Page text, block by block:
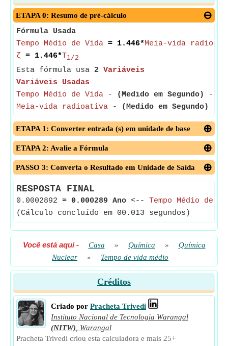
ETAPA 0: Resumo de pré-cálculo
Fórmula Usada
Tempo Médio de Vida = 1.446*Meia-vida
ζ = 1.446*T1/2
Esta fórmula usa 2 Variáveis
Variáveis Usadas
Tempo Médio de Vida - (Medido em Segundo)
- O
Meia-vida radioativa - (Medido em Segundo)
ETAPA 1: Converter entrada (s) em unidade de base
ETAPA 2: Avalie a Fórmula
PASSO 3: Converta o Resultado em Unidade de Saída
RESPOSTA FINAL
0.0002892 ≈ 0.000289 Ano <-- Tempo Médio de
(Cálculo concluído em 00.013 segundos)
Você está aqui- Casa » Química »
Química
Nuclear
» Tempo de vida médio
Créditos
Criado por Pracheta Trivedi
Instituto Nacional de Tecnologia Warangal
(NITW)
Warangal
Pracheta Trivedi criou esta calculadora e mais 25+